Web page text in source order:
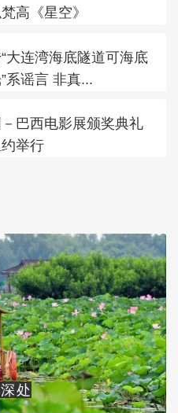
高《星空》
大连湾海底隧道可海底
系谣言 非真...
巴西电影展颁奖典礼
举行
处